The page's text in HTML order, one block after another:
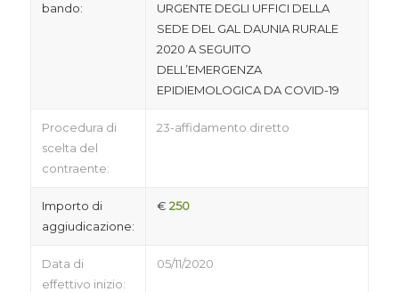
bando:
URGENTE DEGLI UFFICI DELLA
SEDE DEL GAL DAUNIA RURALE
2020 A SEGUITO
DELL’EMERGENZA
EPIDIEMOLOGICA DA COVID-19
Procedura di
scelta del
contraente:
23-affidamento diretto
Importo di
aggiudicazione:
€ 250
Data di
effettivo inizio:
05/11/2020